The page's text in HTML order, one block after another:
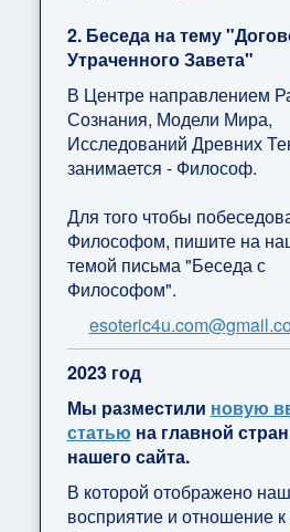
2. Беседа на тему
Утраченного Завета"
В Центре направлением
Сознания, Модели Мира,
Исследований Древних
занимается - Философ.
Для того чтобы
Философом, пишите на
темой письма "Беседа с
Философом".
2023 год
Мы разместили новую
статью на главной
нашего сайта.
В которой отображено
восприятие и отношение